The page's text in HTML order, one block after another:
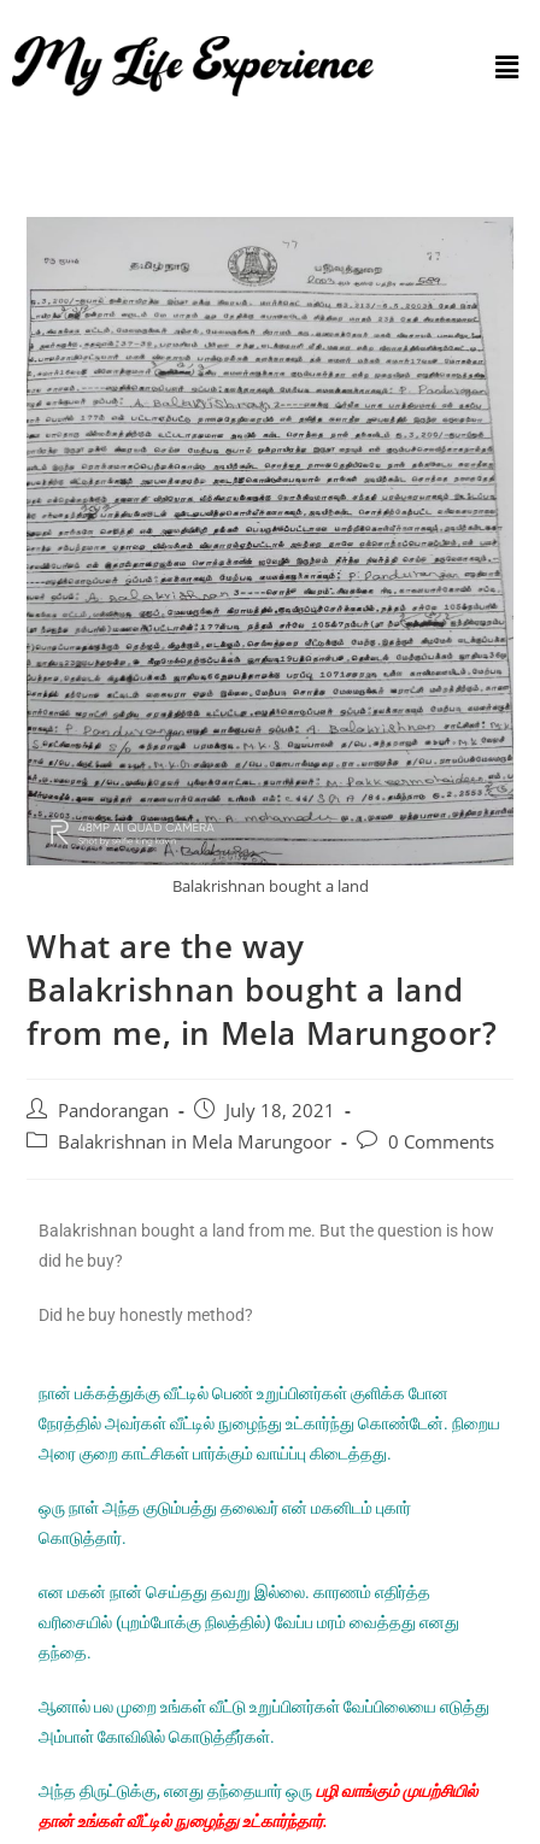
Balakrishnan bought a land
What are the way
Balakrishnan bought a land
from me, in Mela Marungoor?
Pandorangan
July 18, 2021
Balakrishnan in Mela Marungoor
0 Comments
Balakrishnan bought a land from me. But the question is how
did he buy?
Did he buy honestly method?
நான் பக்கத்துக்கு வீட்டில் பெண் உறுப்பினர்கள் குளிக்க போன
நேரத்தில் அவர்கள் வீட்டில் நுழைந்து உட்கார்ந்து கொண்டேன். நிறைய
அரை குறை காட்சிகள் பார்க்கும் வாய்ப்பு கிடைத்தது.
ஒரு நாள் அந்த குடும்பத்து தலைவர் என் மகனிடம் புகார்
கொடுத்தார்.
என மகன் நான் செய்தது தவறு இல்லை. காரணம் எதிர்த்த
வரிசையில் (புறம்போக்கு நிலத்தில்) வேப்ப மரம் வைத்தது எனது
தந்தை.
ஆனால் பல முறை உங்கள் வீட்டு உறுப்பினர்கள் வேப்பிலையை எடுத்து
அம்பாள் கோவிலில் கொடுத்தீர்கள்.
அந்த திருட்டுக்கு, எனது தந்தையார் ஒருபழி வாங்கும் முயற்சியில்
தான் உங்கள் வீட்டில் நுழைந்து உட்கார்ந்தார்.